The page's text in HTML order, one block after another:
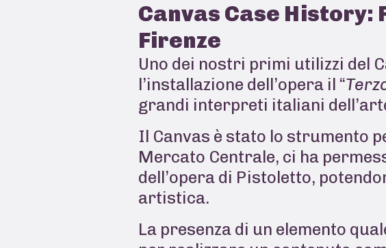
Canvas Case
Firenze
Uno dei nostri primi utilizzi del
l’installazione dell’opera il “
grandi interpreti italiani
Il Canvas è stato lo strumento
Mercato Centrale, ci ha
dell’opera di Pistoletto,
artistica.
La presenza di un elemento